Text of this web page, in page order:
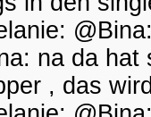
na da
, das